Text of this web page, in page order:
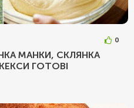
0
МАНКИ, СКЛЯНКА
КЕКСИ ГОТОВІ